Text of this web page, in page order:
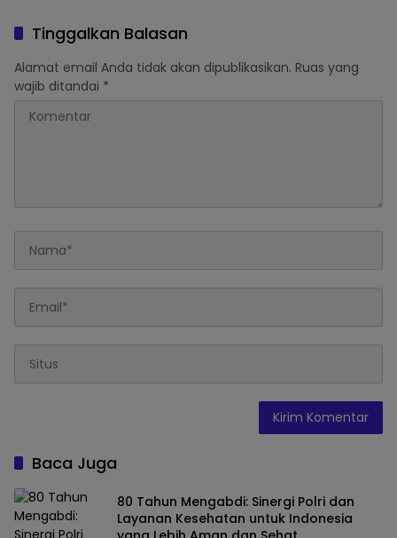
Tinggalkan Balasan
Alamat email Anda tidak akan dipublikasikan. Ruas yang
wajib ditandai *
Baca Juga
80 Tahun Mengabdi: Sinergi Polri dan
Layanan Kesehatan untuk Indonesia